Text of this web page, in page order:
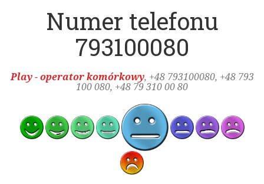
Numer telefonu
793100080
Play - operator komórkowy, +48 793100080, +48 793
100 080, +48 79 310 00 80